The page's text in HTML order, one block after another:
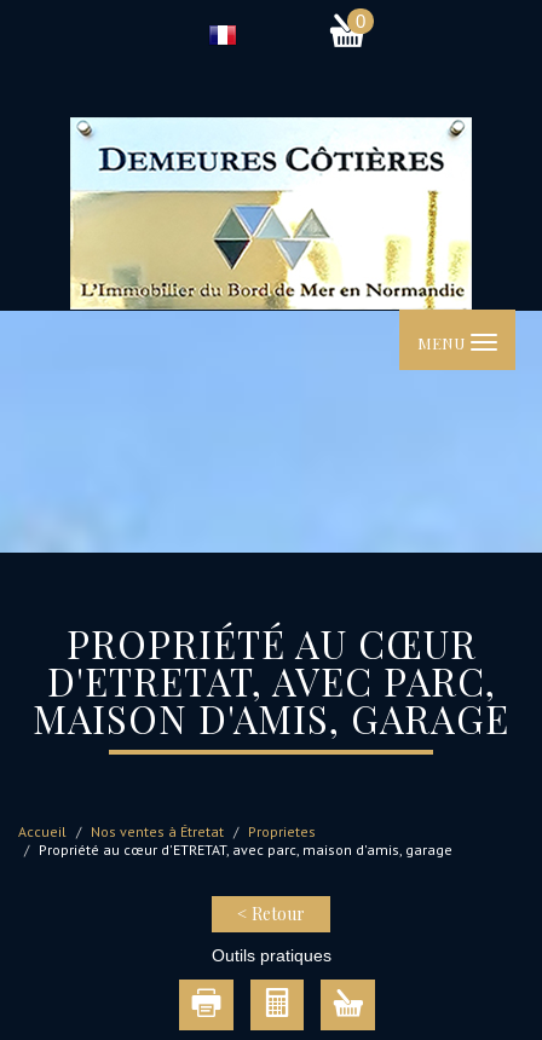
0
MENU
PROPRIÉTÉ AU CŒUR
D'ETRETAT, AVEC PARC,
MAISON D'AMIS, GARAGE
Accueil Nos ventes à Étretat
Proprietes
Propriété au cœur d'ETRETAT, avec parc, maison d'amis, garage
< Retour
Outils pratiques